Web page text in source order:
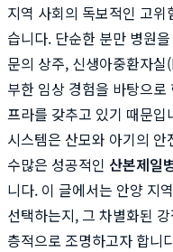
지역 사회의 독보적인 고
습니다. 단순한 분만 병원
문의 상주, 신생아중환자
부한 임상 경험을 바탕으
프라를 갖추고 있기 때문입
시스템은 산모와 아기의
수많은 성공적인 산본제일
니다. 이 글에서는 안양 지
선택하는지, 그 차별화된
층적으로 조명하고자 합니